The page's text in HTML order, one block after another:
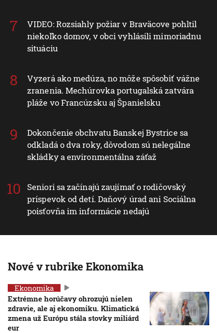
VIDEO: Rozsiahly požiar v Braväcove pohltil
niekoľko domov, v obci vyhlásili mimoriadnu
situáciu
Vyzerá ako medúza, no môže spôsobiť vážne
zranenia. Mechúrovka portugalská zatvára
pláže vo Francúzsku aj Španielsku
Dokončenie obchvatu Banskej Bystrice sa
odkladá o dva roky, dôvodom sú nelegálne
skládky a environmentálna záťaž
Seniori sa začínajú zaujímať o rodičovský
príspevok od detí. Daňový úrad ani Sociálna
poisťovňa im informácie nedajú
Nové v rubrike Ekonomika
Ekonomika
Extrémne horúčavy ohrozujú nielen
zdravie, ale aj ekonomiku. Klimatická
zmena už Európu stála stovky miliárd
eur